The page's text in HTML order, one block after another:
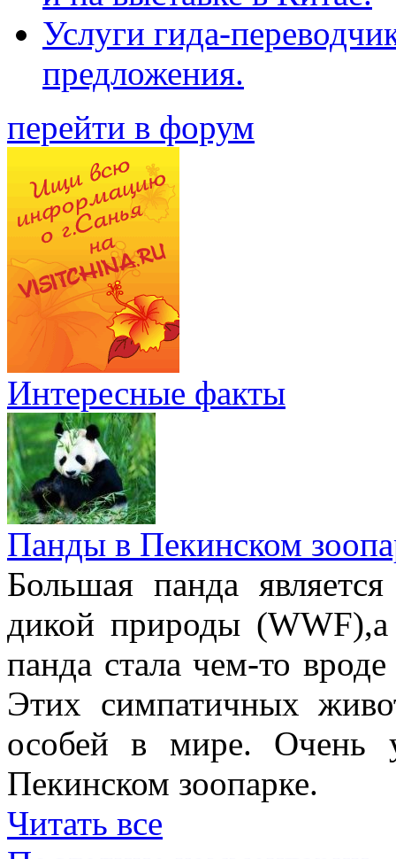
Услуги гида-
предложения.
перейти в форум
Интересные факты
Панды в Пекинском
Большая панда
дикой природы
панда стала чем-то
Этих симпатичных
особей в мире. Очень
Пекинском зоопарке.
Читать все